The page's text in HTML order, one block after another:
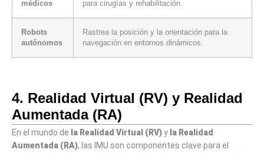
médicos
para cirugías y rehabilitación.
Robots
autónomos
Rastrea la posición y la orientación para la
navegación en entornos dinámicos.
4. Realidad Virtual (RV) y Realidad
Aumentada (RA)
En el mundo de la Realidad Virtual (RV)y la Realidad
Aumentada (RA), las IMU son componentes clave para el